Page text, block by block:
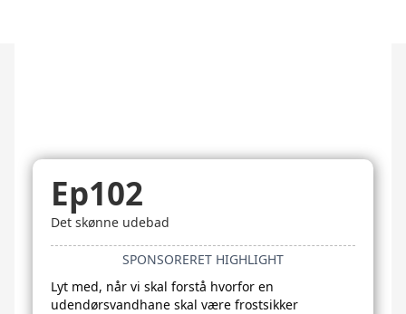
Ep102
Det skønne udebad
SPONSORERET HIGHLIGHT
Lyt med, når vi skal forstå hvorfor en
udendørsvandhane skal være frostsikker